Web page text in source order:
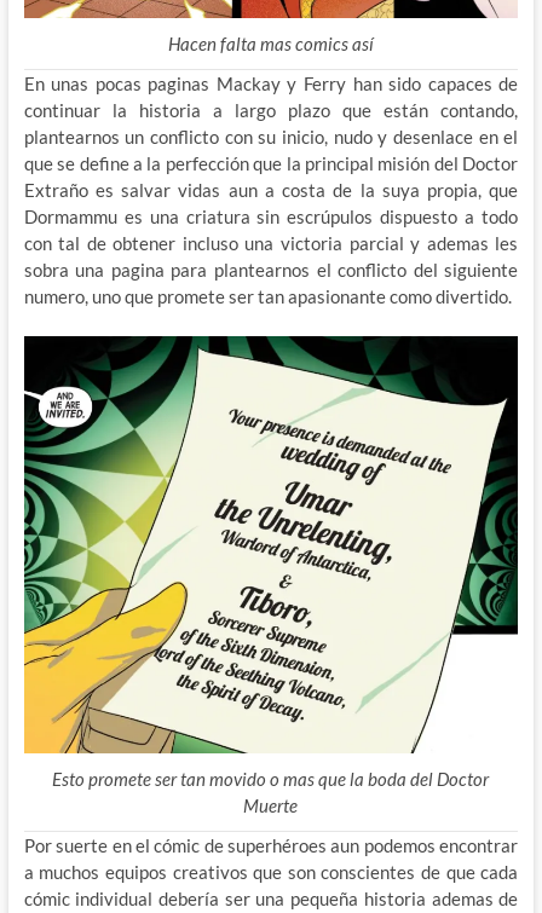
Hacen falta mas comics así
En unas pocas paginas Mackay y Ferry han sido capaces de
continuar la historia a largo plazo que están contando,
plantearnos un conflicto con su inicio, nudo y desenlace en el
que se define a la perfección que la principal misión del Doctor
Extraño es salvar vidas aun a costa de la suya propia, que
Dormammu es una criatura sin escrúpulos dispuesto a todo
con tal de obtener incluso una victoria parcial y ademas les
sobra una pagina para plantearnos el conflicto del siguiente
numero, uno que promete ser tan apasionante como divertido.
Esto promete ser tan movido o mas que la boda del Doctor
Muerte
Por suerte en el cómic de superhéroes aun podemos encontrar
a muchos equipos creativos que son conscientes de que cada
cómic individual debería ser una pequeña historia ademas de